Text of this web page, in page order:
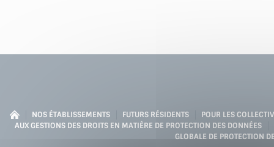
NOS ÉTABLISSEMENTS FUTURS RÉSIDENTS
POUR LES
AUX GESTIONS DES DROITS EN MATIÈRE DE PROTECTION DES DONNÉES
GLOBALE DE PROTECTION